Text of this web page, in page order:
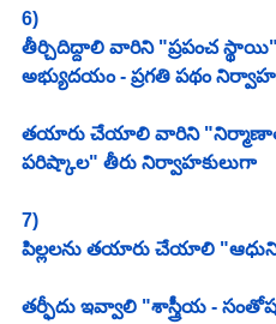
6)
తీర్చిదిద్దాలి వారిని "ప్రపంచ
అభ్యుదయం - ప్రగతి పథం
తయారు చేయాలి వారిని
పరిష్కాల" తీరు నిర్వాహకులుగా
7)
పిల్లలను తయారు చేయాలి
తర్ఫీదు ఇవ్వాలి "శాస్త్రీయ - సంతోష